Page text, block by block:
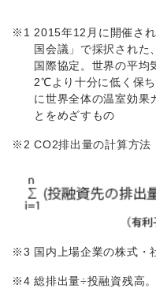
※1 2015年12月に開催さ
国会議」で採択された
国際協定。世界の平均
2℃より十分に低く保
に世界全体の温室効果
とをめざすもの
※2 CO2排出量の計算方法
※3 国内上場企業の株式
※4 総排出量÷投融資残高